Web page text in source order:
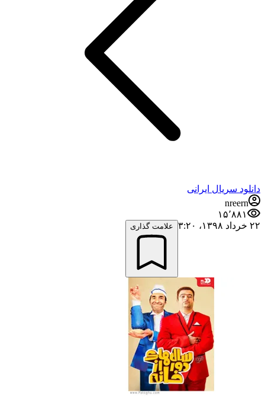
دانلود سریال ایرانی
nreern
۱۵٬۸۸۱
۲۲ خرداد ۱۳۹۸،‏ ۳:۲۰
علامت گذاری